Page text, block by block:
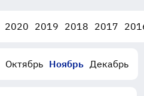
2020 2019 2018 2017
Октябрь Ноябрь Декабрь